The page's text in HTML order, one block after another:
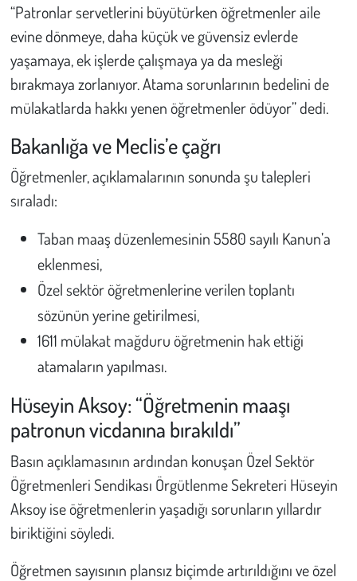
“Patronlar servetlerini büyütürken öğretmenler aile
evine dönmeye, daha küçük ve güvensiz evlerde
yaşamaya, ek işlerde çalışmaya ya da mesleği
bırakmaya zorlanıyor. Atama sorunlarının bedelini de
mülakatlarda hakkı yenen öğretmenler ödüyor” dedi.
Bakanlığa ve Meclis’e çağrı
Öğretmenler, açıklamalarının sonunda şu talepleri
sıraladı:
Taban maaş düzenlemesinin 5580 sayılı Kanun’a
eklenmesi,
Özel sektör öğretmenlerine verilen toplantı
sözünün yerine getirilmesi,
1611 mülakat mağduru öğretmenin hak ettiği
atamaların yapılması.
Hüseyin Aksoy: “Öğretmenin maaşı
patronun vicdanına bırakıldı”
Basın açıklamasının ardından konuşan Özel Sektör
Öğretmenleri Sendikası Örgütlenme Sekreteri Hüseyin
Aksoy ise öğretmenlerin yaşadığı sorunların yıllardır
biriktiğini söyledi.
Öğretmen sayısının plansız biçimde artırıldığını ve özel